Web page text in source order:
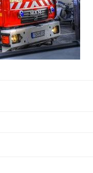
Allergies
une
les